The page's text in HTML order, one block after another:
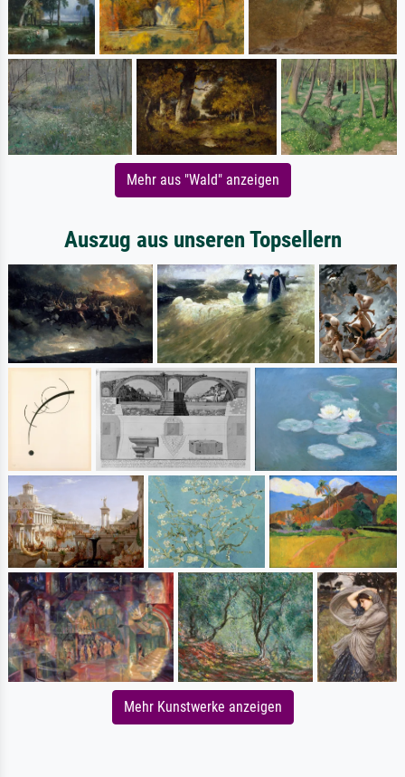
Mehr aus "Wald" anzeigen
Auszug aus unseren Topsellern
Mehr Kunstwerke anzeigen